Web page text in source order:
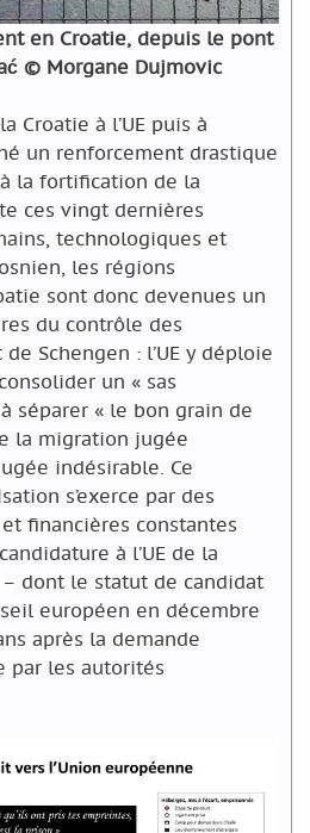
en Croatie, depuis le pont
© Morgane Dujmovic
Croatie à l’UE puis à
un renforcement drastique
la fortification de la
ces vingt dernières
technologiques et
les régions
sont donc devenues un
du contrôle des
Schengen : l’UE y déploie
un « sas
séparer « le bon grain de
la migration jugée
indésirable. Ce
s’exerce par des
financières constantes
à l’UE de la
dont le statut de candidat
européen en décembre
après la demande
par les autorités